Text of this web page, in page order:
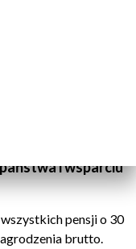
i wsparciu
pensji o 30
brutto.